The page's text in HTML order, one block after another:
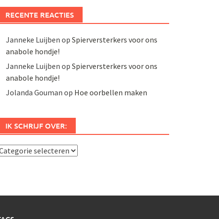
RECENTE REACTIES
Janneke Luijben op Spierversterkers voor ons
anabole hondje!
Janneke Luijben op Spierversterkers voor ons
anabole hondje!
Jolanda Gouman op Hoe oorbellen maken
IK SCHRIJF OVER: